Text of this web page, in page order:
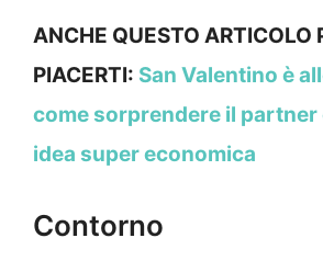
ANCHE QUESTO ARTICOLO
PIACERTI: San Valentino è
come sorprendere il partner
idea super economica
Contorno